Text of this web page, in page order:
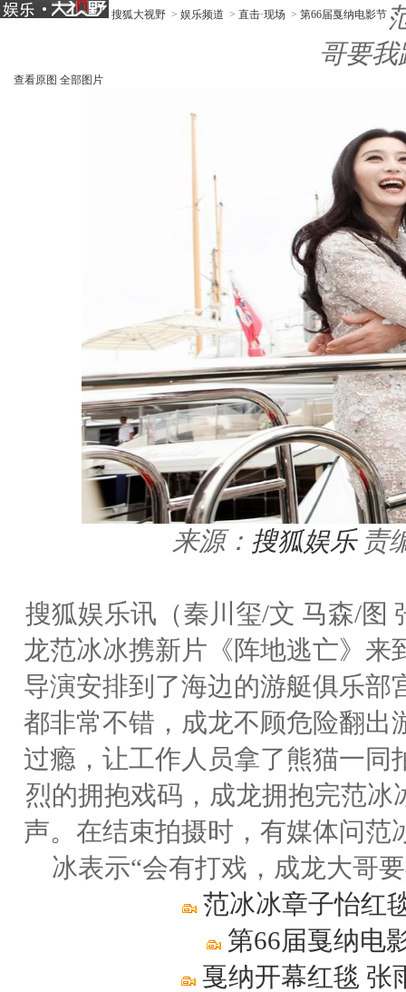
搜狐大视野 > 娱乐频道 > 直击·现场 > 第66届戛纳电影节
哥要
查看原图 全部图片
来源： 搜狐娱乐 责
搜狐娱乐讯（秦川玺/文 马森/图
龙范冰冰携新片《阵地逃亡》
导演安排到了海边的游艇俱乐
都非常不错，成龙不顾危险翻出
过瘾，让工作人员拿了熊猫一同
烈的拥抱戏码，成龙拥抱完范冰
声。在结束拍摄时，有媒体问
冰表示“会有打戏，成龙大哥
范冰冰章子怡红
第66届戛纳电
戛纳开幕红毯 张